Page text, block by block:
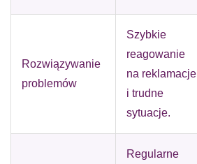
Rozwiązywanie
problemów
Szybkie
reagowanie
na reklamacje
i trudne
sytuacje.
Regularne